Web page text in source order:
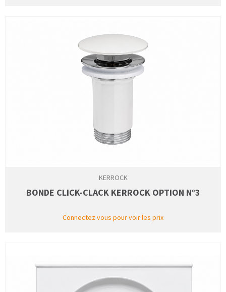
KERROCK
BONDE CLICK-CLACK KERROCK OPTION N°3
Connectez vous pour voir les prix